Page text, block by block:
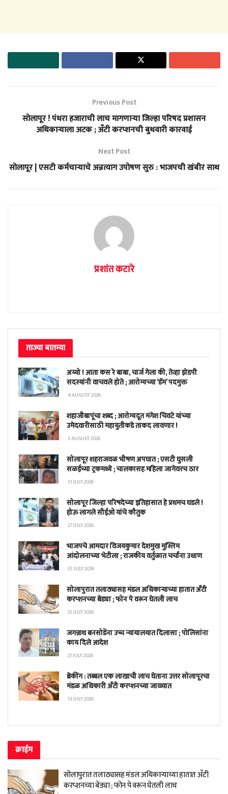
Previous Post
सोलापूर ! पंधरा हजाराची लाच मागणाऱ्या जिल्हा परिषद प्रशासन
अधिकाऱ्याला अटक ; अँटी करप्शनची बुधवारी कारवाई
Next Post
सोलापूर | एसटी कर्मचाऱ्याचे अन्नत्याग उपोषण सुरु : भाजपची खंबीर साथ
प्रशांत कटारे
ताज्या बातम्या
अय्यो ! आता कस रे बाबा, चार्ज गेला की, तेव्हा झेडपी
सदस्यांनी वाचवले होते ; आरोग्यच्या ‘डॅम’ पदमुक्त
4 AUGUST 2026
शहाजीबापूंचा शब्द ; आरोग्यदूत मंगेश चिवटे यांच्या
उमेदवारीसाठी महायुतीकडे ताकद लावणार !
3 AUGUST 2026
सोलापूर शहराजवळ भीषण अपघात ; एसटी घुसली
सळईच्या ट्रकमध्ये ; चालकासह महिला जागेवरच ठार
31 JULY 2026
सोलापूर जिल्हा परिषदेच्या इतिहासात हे प्रथमच घडले !
होऊ लागले सीईओ यांचे कौतुक
27 JULY 2026
भाजपचे आमदार विजयकुमार देशमुख मुस्लिम
आंदोलनाच्या भेटीला ; राजकीय वर्तुळात चर्चांना उधाण
25 JULY 2026
सोलापुरात तलाठ्यासह मंडल अधिकाऱ्याच्या हातात अँटी
करप्शनच्या बेड्या ; फोन पे वरून घेतली लाच
23 JULY 2026
जगन्नाथ बनसोडेंना उच्च न्यायालयात दिलासा ; पोलिसांना
काय दिले आदेश
21 JULY 2026
ब्रेकींग : तब्बल एक लाखाची लाच घेताना उत्तर सोलापूरचा
मंडळ अधिकारी अँटी करप्शनच्या जाळ्यात
13 JULY 2026
क्राईम
सोलापुरात तलाठ्यासह मंडल अधिकाऱ्याच्या हातात अँटी
करप्शनच्या बेड्या ; फोन पे वरून घेतली लाच